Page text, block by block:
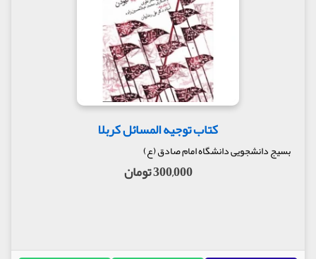
کتاب توجیه المسائل کربلا
بسیج دانشجویی دانشگاه امام صادق (ع)
300,000 تومان